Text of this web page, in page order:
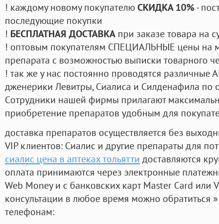
! каждому новому покупателюСКИДКА 10%-
последующие покупки
! БЕСПЛАТНАЯ ДОСТАВКА при заказе товара на
! оптовым покупателям СПЕЦИАЛЬНЫЕ цены на
препарата с возможностью выписки товарного
! так же у нас постоянно проводятся
дженерики Левитры, Сиалиса и Силденафила по
Cотрудники нашей фирмы прилагают
приобретение препаратов удобным для
доставка препаратов осуществляется без
VIP клиентов: Сиалис и другие препараты для
сиалис цена в аптеках тольятти доставляются
оплата принимаются через электронные
Web Money и с банковских карт Master Card или
консультации в любое время можно обратиться
телефонам: